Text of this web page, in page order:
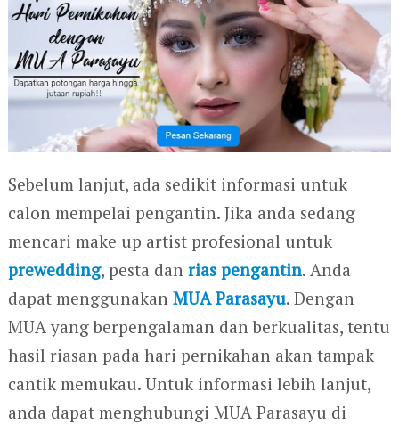
Sebelum lanjut, ada sedikit informasi untuk
calon mempelai pengantin. Jika anda sedang
mencari make up artist profesional untuk
prewedding, pesta dan rias pengantin. Anda
dapat menggunakan MUA Parasayu. Dengan
MUA yang berpengalaman dan berkualitas, tentu
hasil riasan pada hari pernikahan akan tampak
cantik memukau. Untuk informasi lebih lanjut,
anda dapat menghubungi MUA Parasayu di